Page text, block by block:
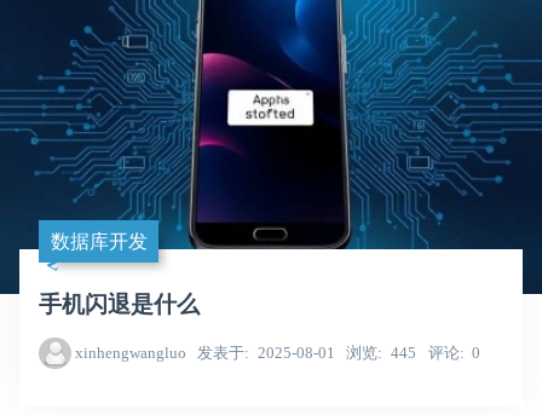
数据库开发
手机闪退是什么
xinhengwangluo 发表于 2025-08-01 浏览 445 评论 0